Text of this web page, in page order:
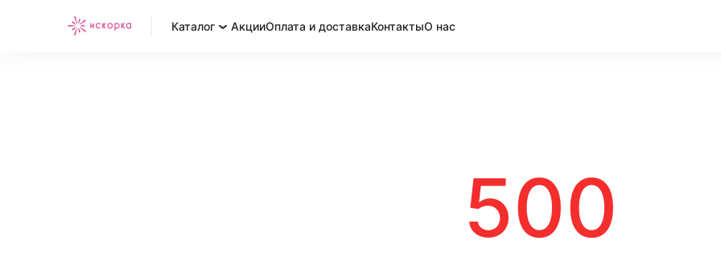
Каталог АкцииОплата и доставкаКонтактыО нас
500